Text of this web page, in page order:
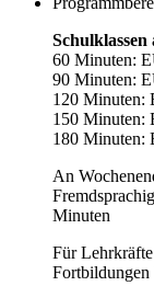
60 Minuten:
90 Minuten:
120 Minuten:
150 Minuten:
180 Minuten:
An
Minuten
Für
Fortbildungen